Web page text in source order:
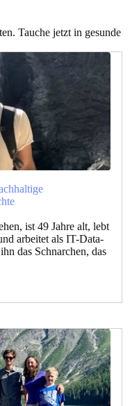
Tauche jetzt in gesunde
ist 49 Jahre alt, lebt
arbeitet als IT-Data-
das Schnarchen, das